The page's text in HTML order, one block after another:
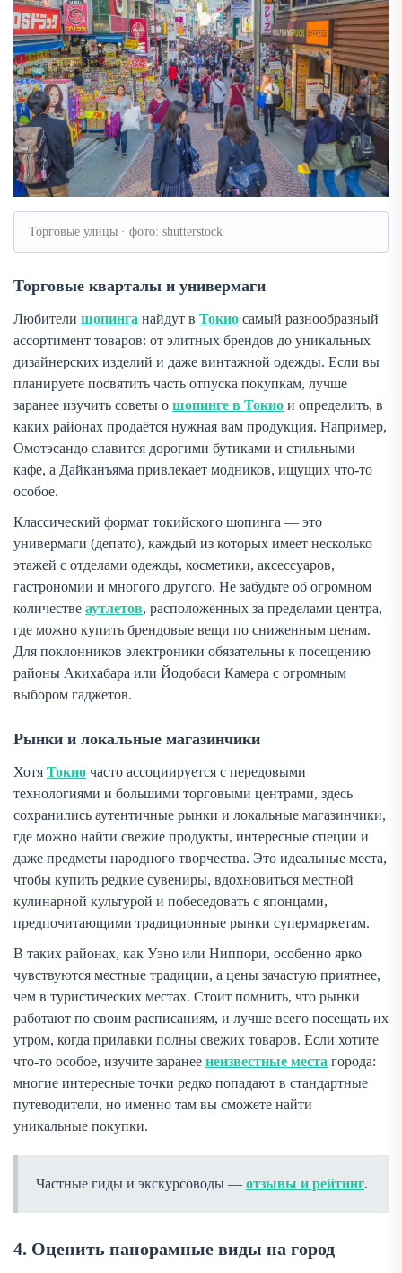
Торговые улицы · фото: shutterstock
Торговые кварталы и универмаги
Любители шопинга найдут в Токио самый разнообразный
ассортимент товаров: от элитных брендов до уникальных
дизайнерских изделий и даже винтажной одежды. Если вы
планируете посвятить часть отпуска покупкам, лучше
заранее изучить советы о шопинге в Токио и определить, в
каких районах продаётся нужная вам продукция. Например,
Омотэсандо славится дорогими бутиками и стильными
кафе, а Дайканъяма привлекает модников, ищущих что-то
особое.
Классический формат токийского шопинга — это
универмаги (депато), каждый из которых имеет несколько
этажей с отделами одежды, косметики, аксессуаров,
гастрономии и многого другого. Не забудьте об огромном
количестве аутлетов, расположенных за пределами центра,
где можно купить брендовые вещи по сниженным ценам.
Для поклонников электроники обязательны к посещению
районы Акихабара или Йодобаси Камера с огромным
выбором гаджетов.
Рынки и локальные магазинчики
Хотя Токио часто ассоциируется с передовыми
технологиями и большими торговыми центрами, здесь
сохранились аутентичные рынки и локальные магазинчики,
где можно найти свежие продукты, интересные специи и
даже предметы народного творчества. Это идеальные места,
чтобы купить редкие сувениры, вдохновиться местной
кулинарной культурой и побеседовать с японцами,
предпочитающими традиционные рынки супермаркетам.
В таких районах, как Уэно или Ниппори, особенно ярко
чувствуются местные традиции, а цены зачастую приятнее,
чем в туристических местах. Стоит помнить, что рынки
работают по своим расписаниям, и лучше всего посещать их
утром, когда прилавки полны свежих товаров. Если хотите
что-то особое, изучите заранее неизвестные места города:
многие интересные точки редко попадают в стандартные
путеводители, но именно там вы сможете найти
уникальные покупки.
Частные гиды и экскурсоводы — отзывы и рейтинг.
4. Оценить панорамные виды на город